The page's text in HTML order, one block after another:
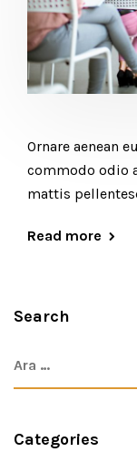
Ornare aenean
commodo odio
mattis
Read more
Search
Categories